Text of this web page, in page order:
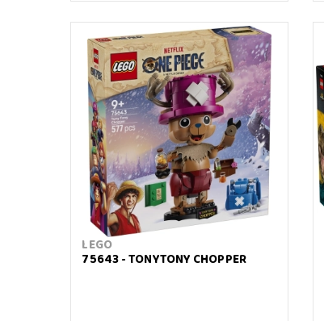
LEGO
75643 - TONYTONY CHOPPER